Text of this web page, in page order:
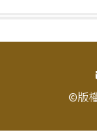
©版